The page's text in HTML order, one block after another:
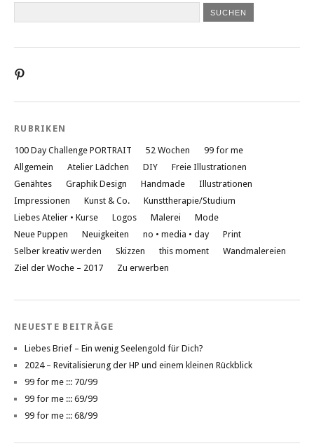
anzeigen
RUBRIKEN
100 Day Challenge PORTRAIT 52 Wochen
99 for me
Allgemein
Atelier Lädchen DIY
Freie Illustrationen
Genähtes
Graphik Design Handmade
Illustrationen
Impressionen
Kunst & Co.
Kunsttherapie/Studium
Liebes Atelier • Kurse
Logos Malerei
Mode
Neue Puppen
Neuigkeiten no • media • day
Print
Selber kreativ werden
Skizzen this moment
Wandmalereien
Ziel der Woche – 2017
Zu erwerben
NEUESTE BEITRÄGE
Liebes Brief – Ein wenig Seelengold für Dich?
2024 – Revitalisierung der HP und einem kleinen Rückblick
99 for me ::: 70/99
99 for me ::: 69/99
99 for me ::: 68/99